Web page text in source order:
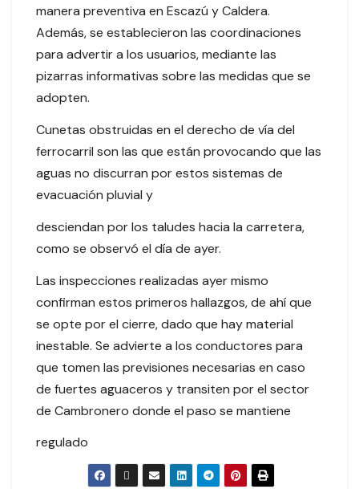
manera preventiva en Escazú y Caldera.
Además, se establecieron las coordinaciones
para advertir a los usuarios,mediante las
pizarras informativas sobre las medidas que se
adopten.
Cunetas obstruidas en el derecho de vía del
ferrocarril son las que están provocando que las
aguas no discurran por estos sistemas de
evacuación pluvial y
desciendan por los taludes hacia la carretera,
como se observó el día de ayer.
Las inspecciones realizadas ayer mismo
confirman estos primeros hallazgos, de ahí que
se opte por el cierre, dado que hay material
inestable. Se advierte a los conductores para
que tomen las previsiones necesarias en caso
de fuertes aguaceros y transiten por el sector
de Cambronero donde el paso se mantiene
regulado